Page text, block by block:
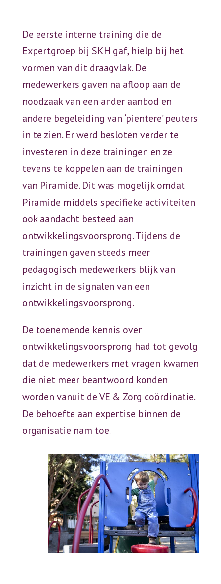
De eerste interne training die de
Expertgroep bij SKH gaf, hielp bij het
vormen van dit draagvlak. De
medewerkers gaven na afloop aan de
noodzaak van een ander aanbod en
andere begeleiding van ‘pientere’ peuters
in te zien. Er werd besloten verder te
investeren in deze trainingen en ze
tevens te koppelen aan de trainingen
van Piramide. Dit was mogelijk omdat
Piramide middels specifieke activiteiten
ook aandacht besteed aan
ontwikkelingsvoorsprong. Tijdens de
trainingen gaven steeds meer
pedagogisch medewerkers blijk van
inzicht in de signalen van een
ontwikkelingsvoorsprong.
De toenemende kennis over
ontwikkelingsvoorsprong had tot gevolg
dat de medewerkers met vragen kwamen
die niet meer beantwoord konden
worden vanuit de VE & Zorg coördinatie.
De behoefte aan expertise binnen de
organisatie nam toe.